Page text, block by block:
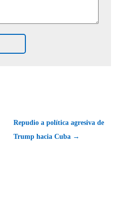
Repudio a política agresiva de
Trump hacia Cuba →